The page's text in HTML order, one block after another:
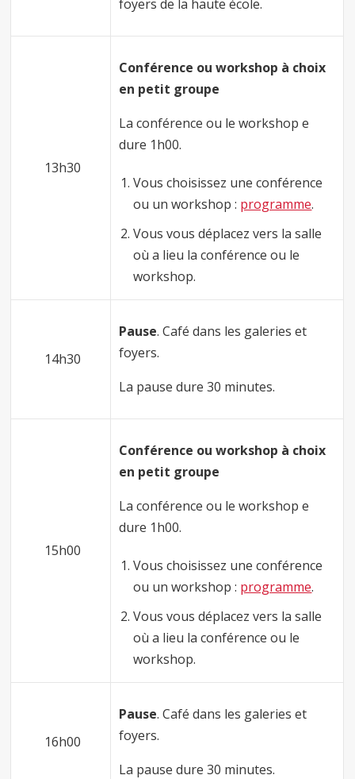
foyers de la haute école.
13h30
Conférence ou workshop à choix
en petit groupe
La conférence ou le workshop e
dure 1h00.
Vous choisissez une conférence
ou un workshop : programme.
Vous vous déplacez vers la salle
où a lieu la conférence ou le
workshop.
14h30
Pause. Café dans les galeries et
foyers.
La pause dure 30 minutes.
15h00
Conférence ou workshop à choix
en petit groupe
La conférence ou le workshop e
dure 1h00.
Vous choisissez une conférence
ou un workshop : programme.
Vous vous déplacez vers la salle
où a lieu la conférence ou le
workshop.
16h00
Pause. Café dans les galeries et
foyers.
La pause dure 30 minutes.